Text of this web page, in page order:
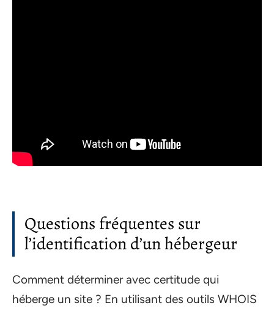
Questions fréquentes sur
l’identification d’un hébergeur
Comment déterminer avec certitude qui
héberge un site ? En utilisant des outils WHOIS